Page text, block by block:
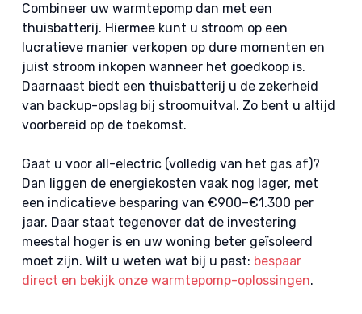
Combineer uw warmtepomp dan met een
thuisbatterij. Hiermee kunt u stroom op een
lucratieve manier verkopen op dure momenten en
juist stroom inkopen wanneer het goedkoop is.
Daarnaast biedt een thuisbatterij u de zekerheid
van backup-opslag bij stroomuitval. Zo bent u altijd
voorbereid op de toekomst.
Gaat u voor all-electric (volledig van het gas af)?
Dan liggen de energiekosten vaak nog lager, met
een indicatieve besparing van €900–€1.300 per
jaar. Daar staat tegenover dat de investering
meestal hoger is en uw woning beter geïsoleerd
moet zijn. Wilt u weten wat bij u past: bespaar
direct en bekijk onze warmtepomp-oplossingen.